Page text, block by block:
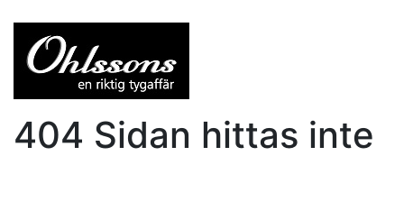
404 Sidan hittas inte